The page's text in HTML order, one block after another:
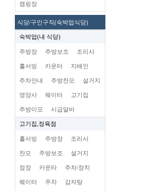
캠핑장
식당/구인구직(숙박업식당)
숙박업(내 식당)
주방장 주방보조 조리사
홀서빙 카운터 지배인
주차안내 주방찬모 설거지
영양사 웨이터 고기집
주방이모 시급알바
고기집,정육점
홀서빙 주방장 조리사
찬모 주방보조 설거지
점장 카운타 주차/장치
웨이터 주차 감자탕